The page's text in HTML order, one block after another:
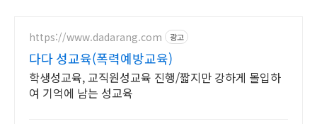
https://www.dadarang.com 광고
다다 성교육(폭력예방교육)
학생성교육, 교직원성교육 진행/짧지만 강하게 몰입하
여 기억에 남는 성교육